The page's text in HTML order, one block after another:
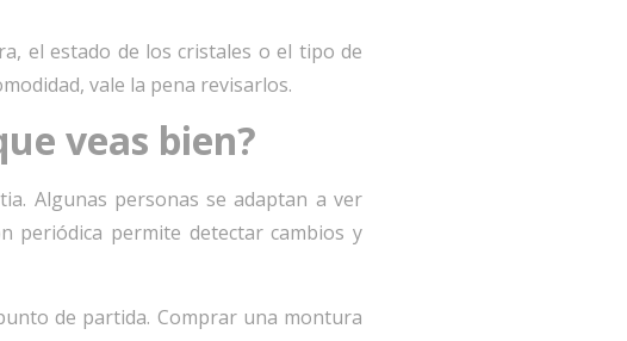
el estado de los cristales o el tipo de
vale la pena revisarlos.
veas bien?
Algunas personas se adaptan a ver
periódica permite detectar cambios y
de partida. Comprar una montura